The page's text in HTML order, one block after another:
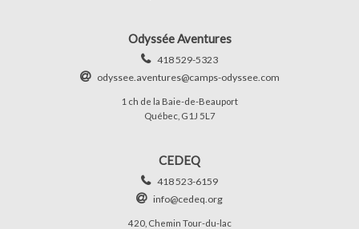
Odyssée Aventures
418 529-5323
odyssee.aventures@camps-odyssee.com
1 ch de la Baie-de-Beauport
Québec, G1J 5L7
CEDEQ
418 523-6159
info@cedeq.org
420, Chemin Tour-du-lac